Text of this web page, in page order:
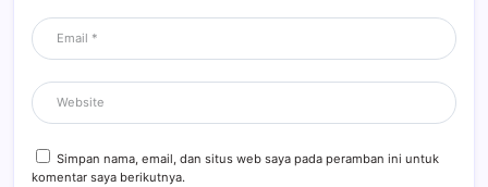
Simpan nama, email, dan situs web saya pada peramban ini untuk
komentar saya berikutnya.